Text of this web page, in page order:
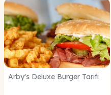
Arby's Deluxe Burger Tarifi